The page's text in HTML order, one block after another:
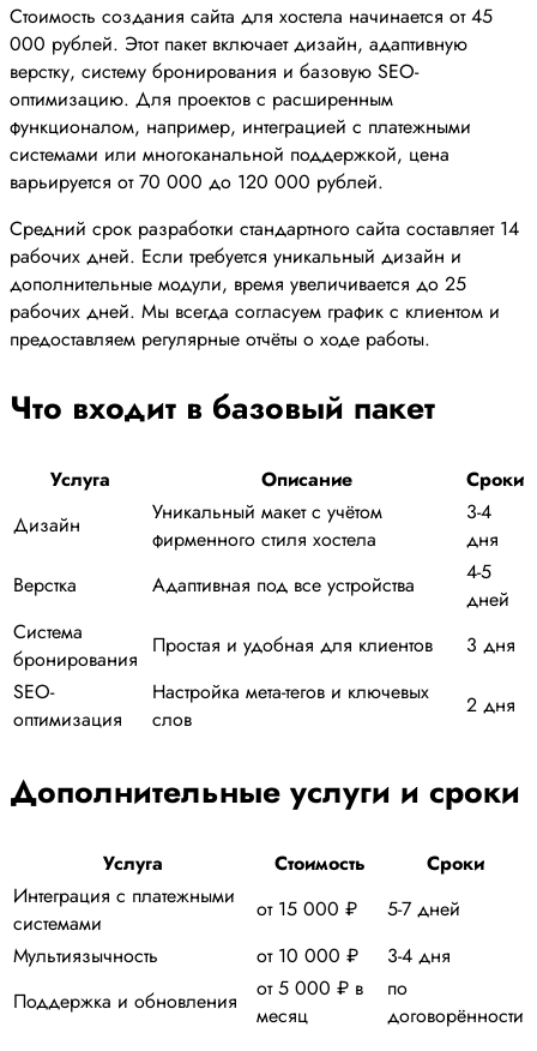
Стоимость создания сайта для хостела начинается от 45
000 рублей. Этот пакет включает дизайн, адаптивную
верстку, систему бронирования и базовую SEO-
оптимизацию. Для проектов с расширенным
функционалом, например, интеграцией с платежными
системами или многоканальной поддержкой, цена
варьируется от 70 000 до 120 000 рублей.
Средний срок разработки стандартного сайта составляет 14
рабочих дней. Если требуется уникальный дизайн и
дополнительные модули, время увеличивается до 25
рабочих дней. Мы всегда согласуем график с клиентом и
предоставляем регулярные отчёты о ходе работы.
Что входит в базовый пакет
Услуга Описание
Сроки
Дизайн
Уникальный макет с учётом
фирменного стиля хостела
3-4
дня
Верстка
Адаптивная под все устройства
4-5
дней
Система
бронирования
Простая и удобная для клиентов
3 дня
SEO-
оптимизация
Настройка мета-тегов и ключевых
слов
2 дня
Дополнительные услуги и сроки
Услуга Стоимость
Сроки
Интеграция с платежными
системами
от 15 000 ₽
5-7 дней
Мультиязычность
от 10 000 ₽
3-4 дня
Поддержка и обновления
от 5 000 ₽ в
месяц
по
договорённости